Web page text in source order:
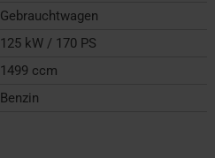
Gebrauchtwagen
125 kW / 170 PS
1499 ccm
Benzin